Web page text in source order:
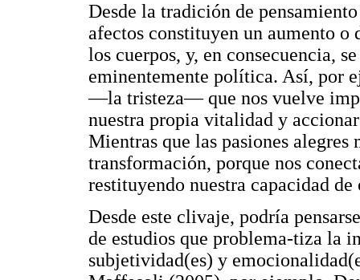
Desde la tradición de
afectos constituyen un aumento
los cuerpos, y, en consecuencia,
eminentemente política. Así, por
—la tristeza— que nos vuelve
nuestra propia vitalidad y
Mientras que las pasiones
transformación, porque nos
restituyendo nuestra capacidad de
Desde este clivaje, podría
de estudios que problema-tiza la
subjetividad(es) y